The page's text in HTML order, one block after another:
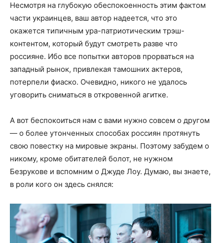
Несмотря на глубокую обеспокоенность этим фактом
части украинцев, ваш автор надеется, что это
окажется типичным ура-патриотическим трэш-
контентом, который будут смотреть разве что
россияне. Ибо все попытки авторов прорваться на
западный рынок, привлекая тамошних актеров,
потерпели фиаско. Очевидно, никого не удалось
уговорить сниматься в откровенной агитке.
А вот беспокоиться нам с вами нужно совсем о другом
— о более утонченных способах россиян протянуть
свою повестку на мировые экраны. Поэтому забудем о
никому, кроме обитателей болот, не нужном
Безрукове и вспомним о Джуде Лоу. Думаю, вы знаете,
в роли кого он здесь снялся: